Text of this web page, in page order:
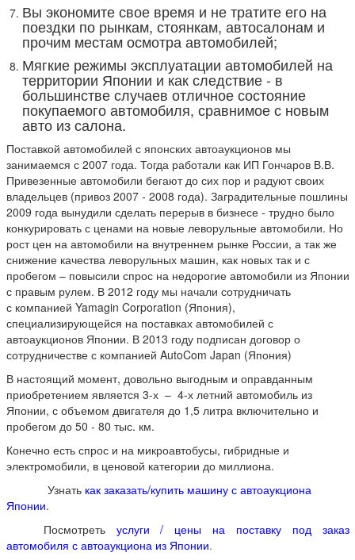
Вы экономите свое время и не тратите его на
поездки по рынкам, стоянкам, автосалонам и
прочим местам осмотра автомобилей;
Мягкие режимы эксплуатации автомобилей на
территории Японии и как следствие - в
большинстве случаев отличное состояние
покупаемого автомобиля, сравнимое с новым
авто из салона.
Поставкой автомобилей с японских автоаукционов мы
занимаемся с 2007 года. Тогда работали как ИП Гончаров В.В.
Привезенные автомобили бегают до сих пор и радуют своих
владельцев (привоз 2007 - 2008 года). Заградительные пошлины
2009 года вынудили сделать перерыв в бизнесе - трудно было
конкурировать с ценами на новые леворульные автомобили. Но
рост цен на автомобили на внутреннем рынке России, а так же
снижение качества леворульных машин, как новых так и с
пробегом – повысили спрос на недорогие автомобили из Японии
с правым рулем. В 2012 году мы начали сотрудничать
с компанией Yamagin Corporation (Япония),
специализирующейся на поставках автомобилей с
автоаукционов Японии. В 2013 году подписан договор о
сотрудничестве с компанией AutoCom Japan (Япония)
В настоящий момент, довольно выгодным и оправданным
приобретением является 3-х – 4-х летний автомобиль из
Японии, с объемом двигателя до 1,5 литра включительно и
пробегом до 50 - 80 тыс. км.
Конечно есть спрос и на микроавтобусы, гибридные и
электромобили, в ценовой категории до миллиона.
Узнать как заказать/купить машину с автоаукциона
Японии.
Посмотреть услуги / цены на поставку под заказ
автомобиля с автоаукциона из Японии.